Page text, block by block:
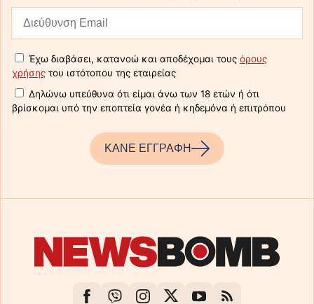
Έχω διαβάσει, κατανοώ και αποδέχομαι τους όρους
χρήσης του ιστότοπου της εταιρείας
Δηλώνω υπεύθυνα ότι είμαι άνω των 18 ετών ή ότι
βρίσκομαι υπό την εποπτεία γονέα ή κηδεμόνα ή επιτρόπου
ΚΑΝΕ ΕΓΓΡΑΦΗ